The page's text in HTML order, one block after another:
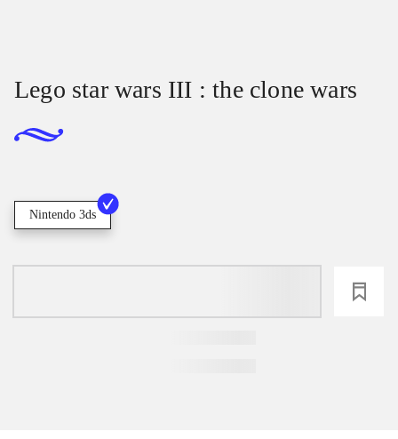
Lego star wars III : the clone wars
Nintendo 3ds